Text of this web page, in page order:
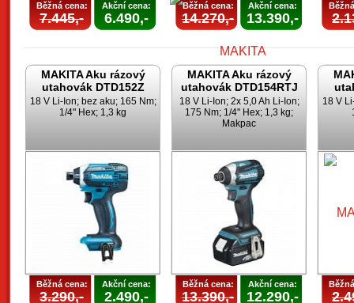
Běžná cena:
7.445,-
Akční cena:
6.490,-
Běžná cena:
14.270,-
Akční cena:
13.390,-
MAKITA Aku rázový
utahovák DTD152Z
18 V Li-Ion; bez aku; 165 Nm;
1/4" Hex; 1,3 kg
Běžná cena:
3.290,-
Akční cena:
2.490,-
MAKITA Aku rázový
utahovák DTD154RTJ
18 V Li-Ion; 2x 5,0 Ah Li-Ion;
175 Nm; 1/4" Hex; 1,3 kg;
Makpac
Běžná cena:
13.390,-
Akční cena:
12.290,-
18 V